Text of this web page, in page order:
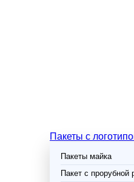
Пакеты с
Пакеты майка
Пакет с прорубной